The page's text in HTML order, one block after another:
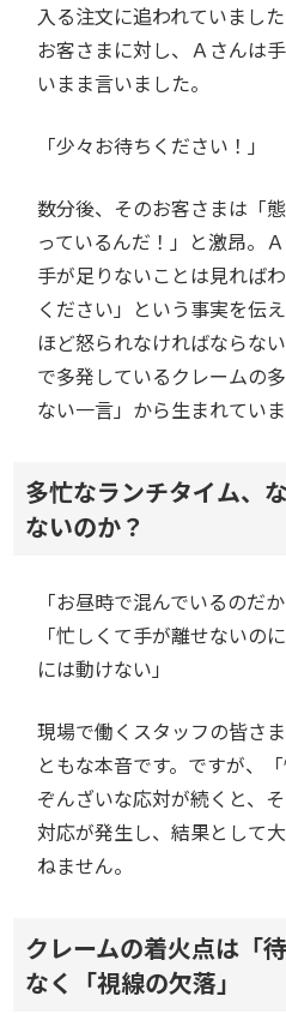
入る注文に追われていまし
お客さまに対し、Ａさんは
いまま言いました。
「少々お待ちください！」
数分後、そのお客さまは「
っているんだ！」と激昂。
手が足りないことは見れば
ください」という事実を伝
ほど怒られなければならな
で多発しているクレームの
ない一言」から生まれていま
多忙なランチタイム、
ないのか？
「お昼時で混んでいるのだ
「忙しくて手が離せないの
には動けない」
現場で働くスタッフの皆さ
ともな本音です。ですが、
ぞんざいな応対が続くと、
対応が発生し、結果として
ねません。
クレームの着火点は「
なく「視線の欠落」